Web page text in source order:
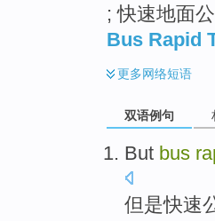
; 快速地面
Bus Rapid
更多网络短语
双语例句
But bus
但是快速